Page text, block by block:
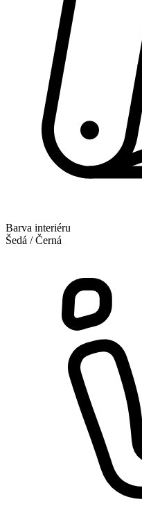
Barva interiéru
Šedá / Černá